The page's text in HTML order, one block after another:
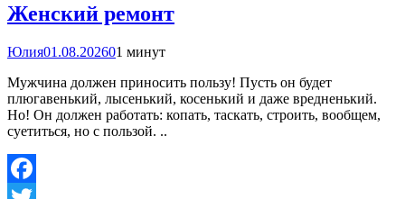
Женский ремонт
Юлия01.08.202601 минут
Мужчина должен приносить пользу! Пусть он будет
плюгавенький, лысенький, косенький и даже вредненький.
Но! Он должен работать: копать, таскать, строить, вообщем,
суетиться, но с пользой. ..